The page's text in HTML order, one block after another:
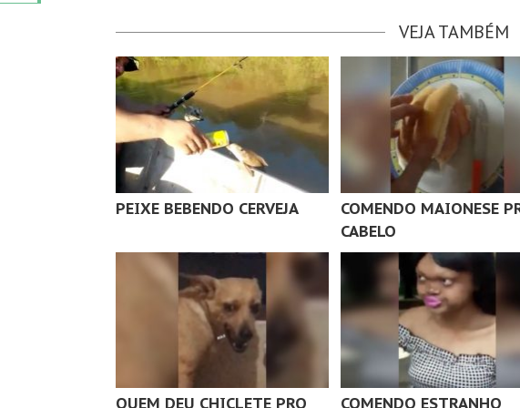
VEJA TAMBÉM
PEIXE BEBENDO CERVEJA
COMENDO MAIONESE
CABELO
QUEM DEU CHICLETE PRO COMENDO ESTRANHO